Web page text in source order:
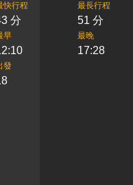
快行程
分
最長行程
51 分
早 最晚
17:28
發